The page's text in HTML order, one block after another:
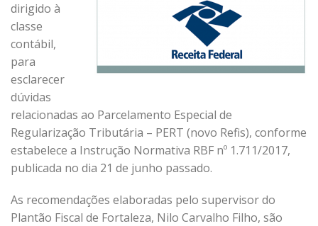
dirigido à
classe
contábil,
para
esclarecer
dúvidas
relacionadas ao Parcelamento Especial de
Regularização Tributária – PERT (novo Refis), conforme
estabelece a Instrução Normativa RBF nº 1.711/2017,
publicada no dia 21 de junho passado.
As recomendações elaboradas pelo supervisor do
Plantão Fiscal de Fortaleza, Nilo Carvalho Filho, são